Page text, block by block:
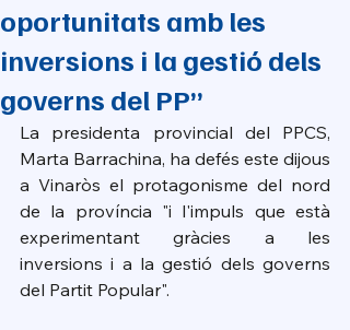
oportunitats amb les
inversions i la gestió dels
governs del PP”
La presidenta provincial del PPCS,
Marta Barrachina, ha defés este dijous
a Vinaròs el protagonisme del nord
de la província "i l'impuls que està
experimentant gràcies a les
inversions i a la gestió dels governs
del Partit Popular".